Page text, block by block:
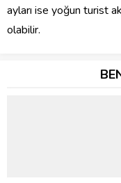
ayları ise yoğun turist
olabilir.